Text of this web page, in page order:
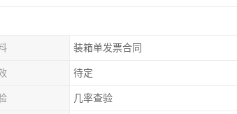
装箱单发票合同
待定
几率查验